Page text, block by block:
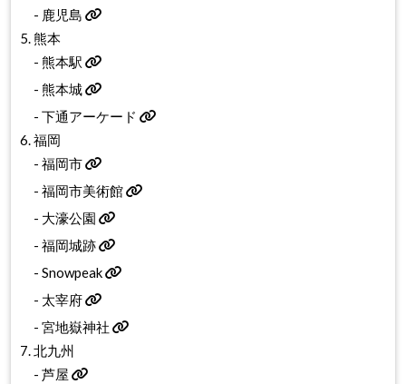
- 鹿児島
5. 熊本
-熊本駅
-熊本城
-下通アーケード
6. 福岡
-福岡市
-福岡市美術館
- 大濠公園
-福岡城跡
-Snowpeak
- 太宰府
-宮地嶽神社
7. 北九州
-芦屋